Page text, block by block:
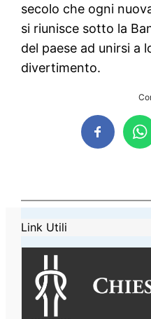
secolo che ogni
si riunisce sotto la
del paese ad unirsi a
divertimento.
Link Utili